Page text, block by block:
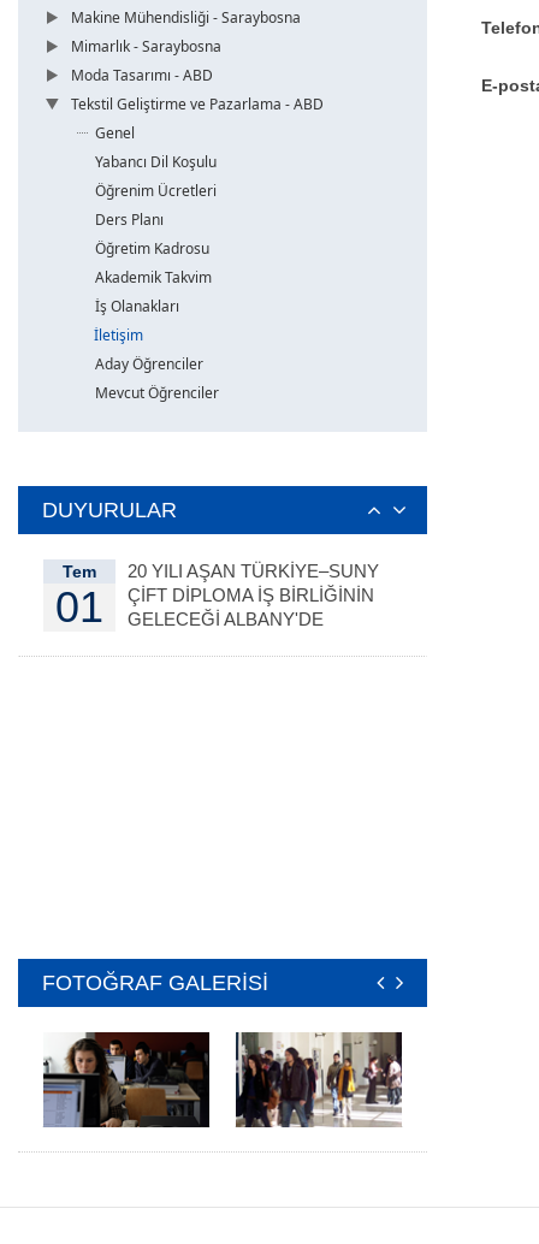
Makine Mühendisliği - Saraybosna
Mimarlık - Saraybosna
Moda Tasarımı - ABD
Tekstil Geliştirme ve Pazarlama - ABD
Genel
Yabancı Dil Koşulu
Öğrenim Ücretleri
Ders Planı
Öğretim Kadrosu
Akademik Takvim
İş Olanakları
İletişim
Aday Öğrenciler
Mevcut Öğrenciler
DUYURULAR
Tem
01
20 YILI AŞAN TÜRKİYE–SUNY
ÇİFT DİPLOMA İŞ BİRLİĞİNİN
GELECEĞİ ALBANY'DE
FOTOĞRAF GALERİSİ
E-